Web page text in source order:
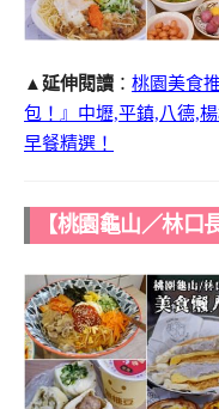
▲延伸閱讀 ： 桃園美食
包！』中壢,平鎮,八德,
早餐精選！
【桃園龜山／林口